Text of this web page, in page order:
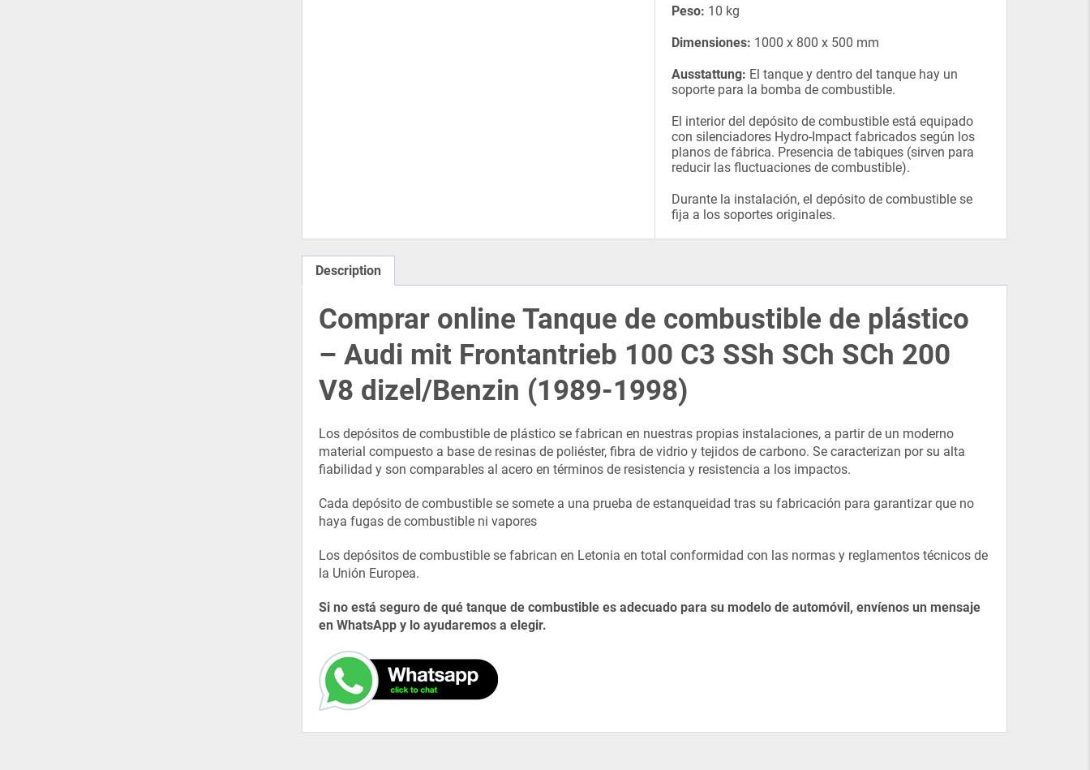
Peso: 10 kg
Dimensiones: 1000 x 800 x 500 mm
Ausstattung: El tanque y dentro del tanque hay un
soporte para la bomba de combustible.
El interior del depósito de combustible está equipado
con silenciadores Hydro-Impact fabricados según los
planos de fábrica. Presencia de tabiques (sirven para
reducir las fluctuaciones de combustible).
Durante la instalación, el depósito de combustible se
fija a los soportes originales.
Description
Comprar online Tanque de combustible de plástico
– Audi mit Frontantrieb 100 C3 SSh SCh SCh 200
V8 dizel/Benzin (1989-1998)
Los depósitos de combustible de plástico se fabrican en nuestras propias instalaciones, a partir de un moderno
material compuesto a base de resinas de poliéster, fibra de vidrio y tejidos de carbono. Se caracterizan por su alta
fiabilidad y son comparables al acero en términos de resistencia y resistencia a los impactos.
Cada depósito de combustible se somete a una prueba de estanqueidad tras su fabricación para garantizar que no
haya fugas de combustible ni vapores
Los depósitos de combustible se fabrican en Letonia en total conformidad con las normas y reglamentos técnicos de
la Unión Europea.
Si no está seguro de qué tanque de combustible es adecuado para su modelo de automóvil, envíenos un mensaje
en WhatsApp y lo ayudaremos a elegir.